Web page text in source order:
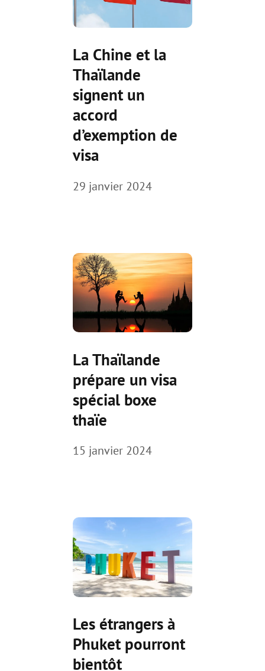
La Chine et la
Thaïlande
signent un
accord
d’exemption de
visa
29 janvier 2024
La Thaïlande
prépare un visa
spécial boxe
thaïe
15 janvier 2024
Les étrangers à
Phuket pourront
bientôt